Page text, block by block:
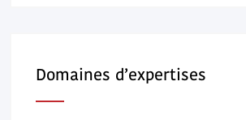
Domaines d’expertises